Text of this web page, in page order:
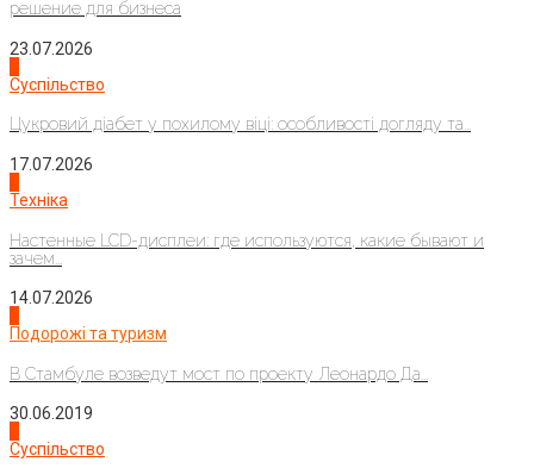
решение для бизнеса
23.07.2026
Суспільство
Цукровий діабет у похилому віці: особливості догляду та...
17.07.2026
Техніка
Настенные LCD-дисплеи: где используются, какие бывают и
зачем...
14.07.2026
Подорожі та туризм
В Стамбуле возведут мост по проекту Леонардо Да...
30.06.2019
Суспільство